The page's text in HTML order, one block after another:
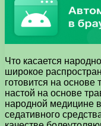
Что касается
широкое
готовится на основе
настой на основе
народной медицине
седативного